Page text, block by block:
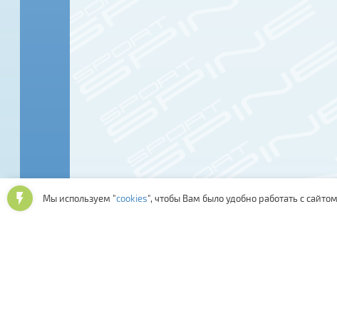
Мы используем "cookies", чтобы Вам было удобно работать с